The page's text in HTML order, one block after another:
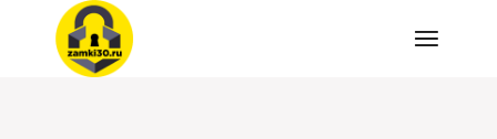
Перейти
содержимому